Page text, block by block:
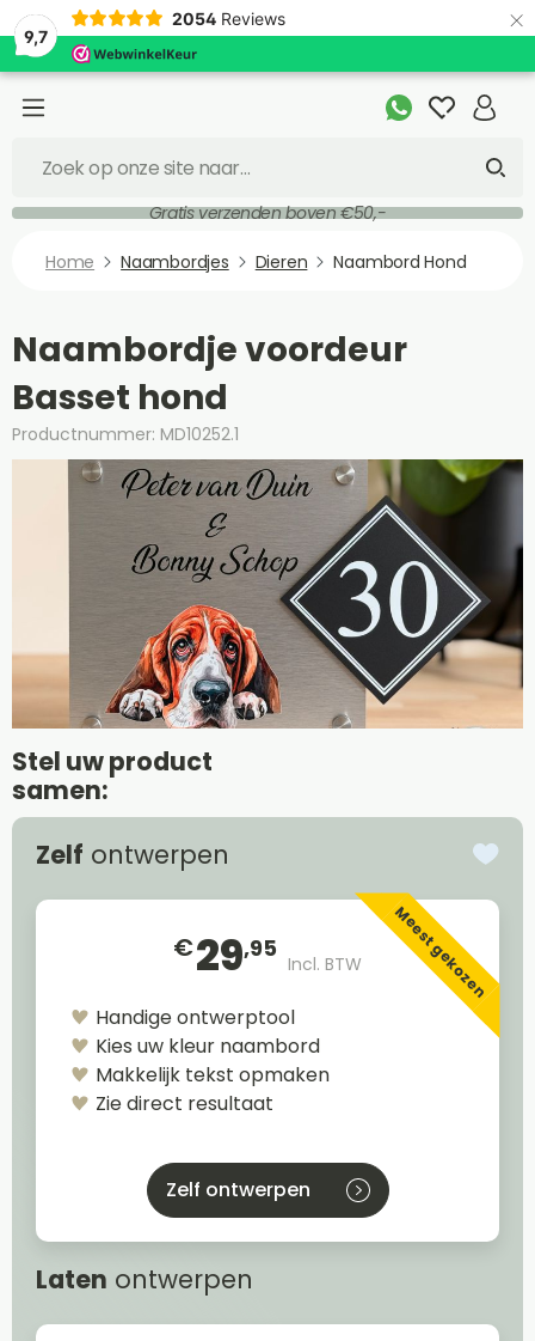
9,7
2054 Reviews ×
Gratis verzenden boven €50,-
Home Naambordjes Dieren Naambord Hond
Naambordje voordeur
Basset hond
Productnummer: MD10252.1
Stel uw product
samen:
Zelf ontwerpen
€29,95
Incl. BTW Meest gekozen
Handige ontwerptool
Kies uw kleur naambord
Makkelijk tekst opmaken
Zie direct resultaat
Zelf ontwerpen
Laten ontwerpen